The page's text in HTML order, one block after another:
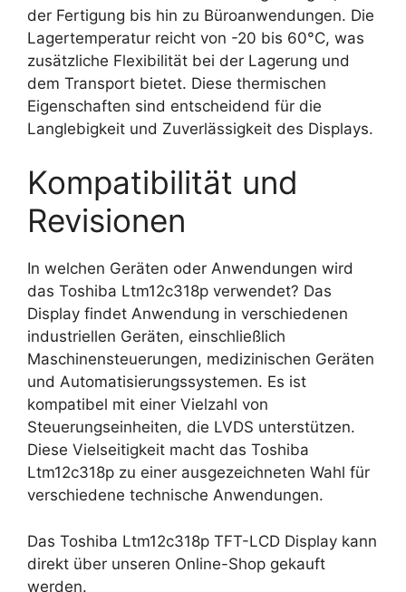
der Fertigung bis hin zu Büroanwendungen. Die
Lagertemperatur reicht von -20 bis 60°C, was
zusätzliche Flexibilität bei der Lagerung und
dem Transport bietet. Diese thermischen
Eigenschaften sind entscheidend für die
Langlebigkeit und Zuverlässigkeit des Displays.
Kompatibilität und
Revisionen
In welchen Geräten oder Anwendungen wird
das Toshiba Ltm12c318p verwendet? Das
Display findet Anwendung in verschiedenen
industriellen Geräten, einschließlich
Maschinensteuerungen, medizinischen Geräten
und Automatisierungssystemen. Es ist
kompatibel mit einer Vielzahl von
Steuerungseinheiten, die LVDS unterstützen.
Diese Vielseitigkeit macht das Toshiba
Ltm12c318p zu einer ausgezeichneten Wahl für
verschiedene technische Anwendungen.
Das Toshiba Ltm12c318p TFT-LCD Display kann
direkt über unseren Online-Shop gekauft
werden.